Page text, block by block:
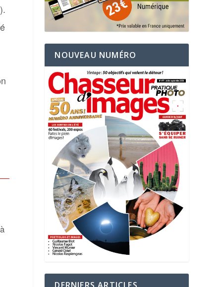
NOUVEAU NUMÉRO